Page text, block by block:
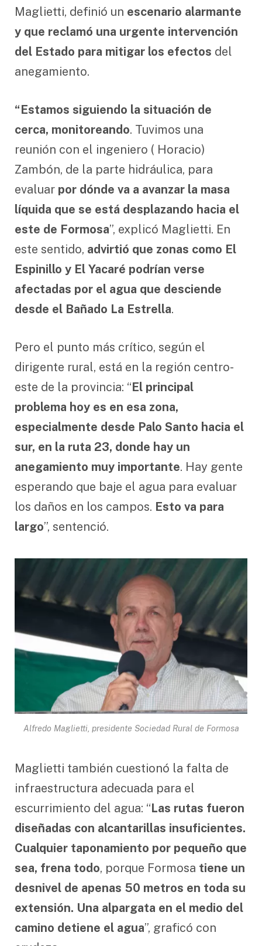
Maglietti, definió un escenario alarmante
y que reclamó una urgente intervención
del Estado para mitigar los efectos del
anegamiento.
“Estamos siguiendo la situación de
cerca, monitoreando. Tuvimos una
reunión con el ingeniero ( Horacio)
Zambón, de la parte hidráulica, para
evaluar por dónde va a avanzar la masa
líquida que se está desplazando hacia el
este de Formosa”, explicó Maglietti. En
este sentido, advirtió que zonas como El
Espinillo y El Yacaré podrían verse
afectadas por el agua que desciende
desde el Bañado La Estrella.
Pero el punto más crítico, según el
dirigente rural, está en la región centro-
este de la provincia: “El principal
problema hoy es en esa zona,
especialmente desde Palo Santo hacia el
sur, en la ruta 23, donde hay un
anegamiento muy importante. Hay gente
esperando que baje el agua para evaluar
los daños en los campos. Esto va para
largo”, sentenció.
Alfredo Maglietti, presidente Sociedad Rural de Formosa
Maglietti también cuestionó la falta de
infraestructura adecuada para el
escurrimiento del agua: “Las rutas fueron
diseñadas con alcantarillas insuficientes.
Cualquier taponamiento por pequeño que
sea, frena todo, porque Formosa tiene un
desnivel de apenas 50 metros en toda su
extensión. Una alpargata en el medio del
camino detiene el agua”, graficó con